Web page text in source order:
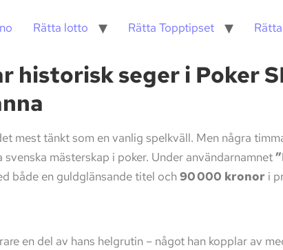
Rätta lotto Rätta Topptipset
historisk seger i Poker
mest tänkt som en vanlig spelkväll. Men några
mästerskap i poker. Under användarnamnet
både en guldglänsande titel och 90 000 kronor i
en del av hans helgrutin – något han kopplar av